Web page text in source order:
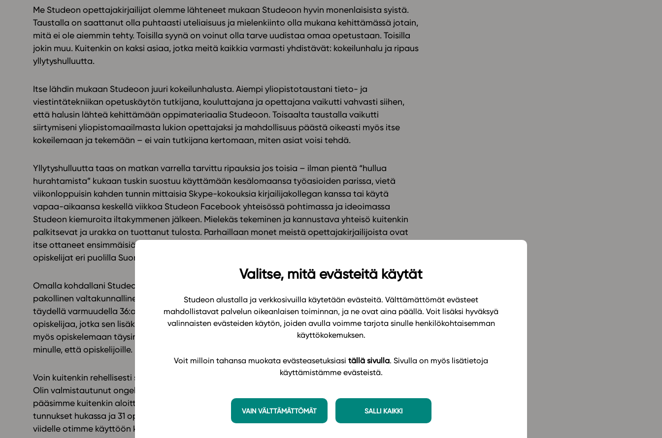
Valitse, mitä evästeitä käytät
Studeon alustalla ja verkkosivuilla käytetään evästeitä. Välttämättömät evästeet
mahdollistavat palvelun oikeanlaisen toiminnan, ja ne ovat aina päällä. Voit lisäksi hyväksyä
valinnaisten evästeiden käytön, joiden avulla voimme tarjota sinulle henkilökohtaisemman
käyttökokemuksen.
Voit milloin tahansa muokata evästeasetuksiasi tällä sivulla. Sivulla on myös lisätietoja
käyttämistämme evästeistä.
VAIN VÄLTTÄMÄTTÖMÄT SALLI KAIKKI
Me Studeon opettajakirjailijat olemme lähteneet mukaan Studeoon hyvin monenlaisista syistä.
Taustalla on saattanut olla puhtaasti uteliaisuus ja mielenkiinto olla mukana kehittämässä jotain,
mitä ei ole aiemmin tehty. Toisilla syynä on voinut olla tarve uudistaa omaa opetustaan. Toisilla
jokin muu. Kuitenkin on kaksi asiaa, jotka meitä kaikkia varmasti yhdistävät: kokeilunhalu ja ripaus
yllytyshulluutta.
Itse lähdin mukaan Studeoon juuri kokeilunhalusta. Aiempi yliopistotaustani tieto- ja
viestintätekniikan opetuskäytön tutkijana, kouluttajana ja opettajana vaikutti vahvasti siihen,
että halusin lähteä kehittämään oppimateriaalia Studeoon. Toisaalta taustalla vaikutti
siirtymiseni yliopistomaailmasta lukion opettajaksi ja mahdollisuus päästä oikeasti myös itse
kokeilemaan ja tekemään – ei vain tutkijana kertomaan, miten asiat voisi tehdä.
Yllytyshulluutta taas on matkan varrella tarvittu ripauksia jos toisia – ilman pientä “hullua
hurahtamista” kukaan tuskin suostuu käyttämään kesälomaansa työasioiden parissa, vietä
viikonloppuisin kahden tunnin mittaisia Skype-kokouksia kirjailijakollegan kanssa tai käytä
vapaa-aikaansa keskellä viikkoa Studeon Facebook yhteisössä pohtimassa ja ideoimassa
Studeon kiemuroita iltakymmenen jälkeen. Mielekäs tekeminen ja kannustava yhteisö kuitenkin
palkitsevat ja urakka on tuottanut tulosta. Parhaillaan monet meistä opettajakirjailijoista ovat
itse ottaneet ensimmäisiä kertoja käyttöönsä Studeon kursseja ja monet muut opettajat ja
opiskelijat eri puolilla Suomea ovat tutustumassa kursseihin.
Omalla kohdallani Studeon kurssia on takana nyt muutamia viikkoja. Kyseessä on kaikille
pakollinen valtakunnallinen psykologian kurssi. En voi väittää, että olisin lähtenyt kohtaamaan
täydellä varmuudella 36:a tietokoneen takana istuvaa lukion ensimmäisen vuosikurssin
opiskelijaa, jotka sen lisäksi, että saavat nyt ottaa haltuun uudenlaisen opiskelutavan, joutuvat
myös opiskelemaan täysin uutta oppiainetta, psykologiaa. Haasteellinen lähtökohta – sekä
minulle, että opiskelijoille.
Voin kuitenkin rehellisesti sanoa, että olen positiivisesti yllättynyt tähän astisista kokemuksista.
Olin valmistautunut ongelmiin, niin teknisiin kuin pedagogisiin. Huolellisella etukäteisvalmistelulla
pääsimme kuitenkin aloittamaan lähtökohdista, joissa ainoastaan kahdella opiskelijalla 36:sta oli
tunnukset hukassa ja 31 opiskelijalla oli jo ensimmäisellä tunnilla mukana oma laite – lopuille
viidelle otimme käyttöön koulun kannettavat.